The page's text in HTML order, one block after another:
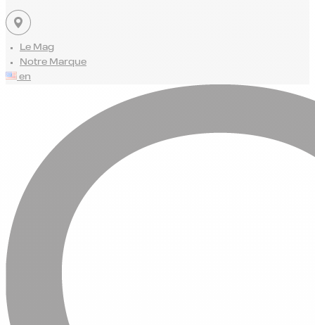
Le Mag
Notre Marque
en